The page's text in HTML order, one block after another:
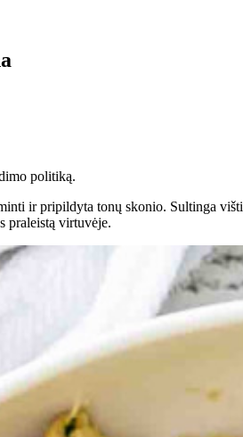
politiką.
ir pripildyta tonų skonio. Sultinga
praleistą virtuvėje.